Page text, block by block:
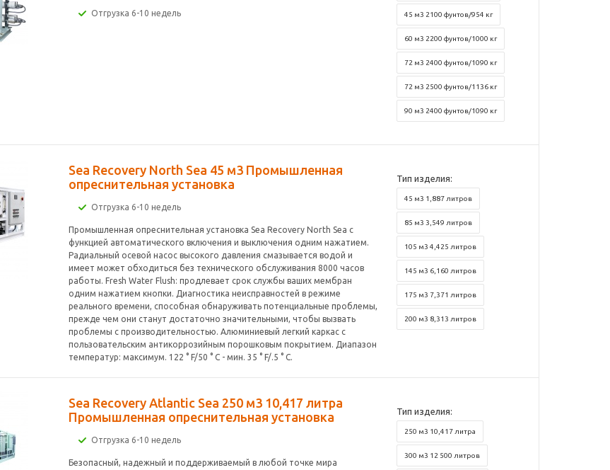
Отгрузка 6-10 недель 45 м3 2100 фунтов/954 кг
60 м3 2200 фунтов/1000 кг
72 м3 2400 фунтов/1090 кг
72 м3 2500 фунтов/1136 кг
90 м3 2400 фунтов/1090 кг
Sea Recovery North Sea 45 м3 Промышленная
опреснительная установка
Отгрузка 6-10 недель
Промышленная опреснительная установка Sea Recovery North Sea с
функцией автоматического включения и выключения одним нажатием.
Радиальный осевой насос высокого давления смазывается водой и
имеет может обходиться без технического обслуживания 8000 часов
работы. Fresh Water Flush: продлевает срок службы ваших мембран
одним нажатием кнопки. Диагностика неисправностей в режиме
реального времени, способная обнаруживать потенциальные проблемы,
прежде чем они станут достаточно значительными, чтобы вызвать
проблемы с производительностью. Алюминиевый легкий каркас с
пользовательским антикоррозийным порошковым покрытием. Диапазон
температур: максимум. 122 ° F/50 ° C - мин. 35 ° F/.5 ° C.
Тип изделия:
45 м3 1,887 литров
85 м3 3,549 литров
105 м3 4,425 литров
145 м3 6,160 литров
175 м3 7,371 литров
200 м3 8,313 литров
Sea Recovery Atlantic Sea 250 м3 10,417 литра
Промышленная опреснительная установка
Отгрузка 6-10 недель
Безопасный, надежный и поддерживаемый в любой точке мира
Тип изделия:
250 м3 10,417 литра
300 м3 12 500 литров